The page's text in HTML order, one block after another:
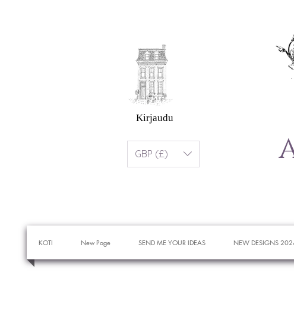
Kirjaudu
GBP (£)
KOTI New Page SEND ME YOUR IDEAS NEW DESIGNS